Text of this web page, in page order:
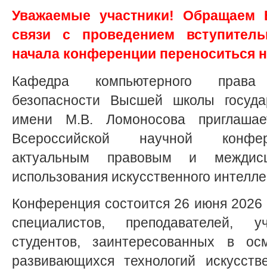
Уважаемые участники!
связи с проведением
начала конференции переноситься
Кафедра компьютерного
безопасности Высшей школы
имени М.В. Ломоносова
Всероссийской научной
актуальным правовым и
использования искусственного
Конференция состоится 26 июня 2026
специалистов, преподавателей,
студентов, заинтересованных в
развивающихся технологий